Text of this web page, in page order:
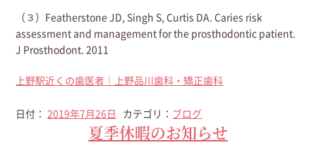
（３）Featherstone JD, Singh S, Curtis DA. Caries risk
assessment and management for the prosthodontic patient.
J Prosthodont. 2011
上野駅近くの歯医者｜上野品川歯科・矯正歯科
日付：2019年7月26日 カテゴリ： ブログ
夏季休暇のお知らせ